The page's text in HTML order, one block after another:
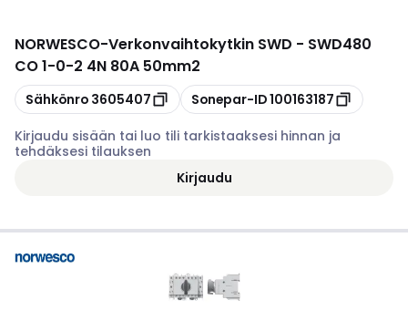
NORWESCO-Verkonvaihtokytkin SWD - SWD480
CO 1-0-2 4N 80A 50mm2
Kopioi
Sähkönro 3605407 Kopioi
Sonepar-ID100163187
Kirjaudu sisään tai luo tili tarkistaaksesi hinnan ja
tehdäksesi tilauksen
Kirjaudu